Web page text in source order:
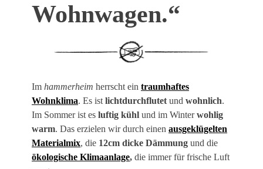
Wohnwagen.“
Im hammerheim herrscht ein traumhaftes
Wohnklima. Es ist lichtdurchflutet und wohnlich.
Im Sommer ist es luftig kühl und im Winterwohlig
warm. Das erzielen wir durch einen ausgeklügelten
Materialmix, die 12cm dicke Dämmung und die
ökologische Klimaanlage, die immer für frische Luft